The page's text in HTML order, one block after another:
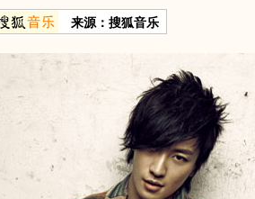
来源：搜狐音乐